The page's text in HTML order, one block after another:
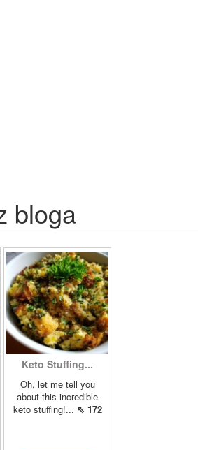
bloga
Keto Stuffing...
Oh, let me tell you
about this incredible
keto stuffing!... ⇖ 172